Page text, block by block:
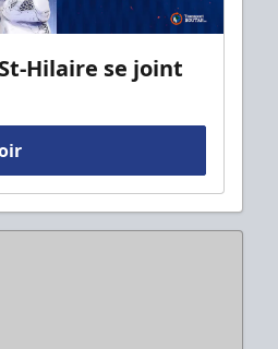
Hilaire se joint